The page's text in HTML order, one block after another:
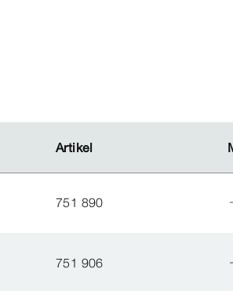
Artikel
Artikel
751 890
751 906